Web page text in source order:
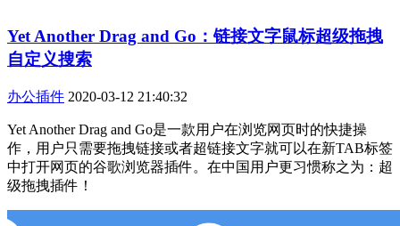
Yet Another Drag and Go：链接文字鼠标超级拖拽
自定义搜索
办公插件 2020-03-12 21:40:32
Yet Another Drag and Go是一款用户在浏览网页时的快捷操
作，用户只需要拖拽链接或者超链接文字就可以在新TAB标签
中打开网页的谷歌浏览器插件。在中国用户更习惯称之为：超
级拖拽插件！